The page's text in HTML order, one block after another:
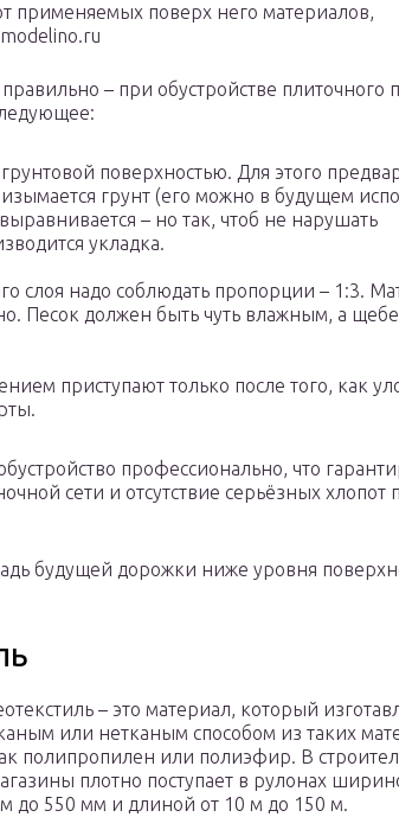
применяемых поверх него материалов,
– при обустройстве плиточного
поверхностью. Для этого
грунт (его можно в будущем
– но так, чтоб не нарушать
укладка.
слоя надо соблюдать пропорции – 1:3.
Песок должен быть чуть влажным, а
приступают только после того, как
профессионально, что
сети и отсутствие серьёзных хлопот
будущей дорожки ниже уровня
– это материал, который
или нетканым способом из таких
полипропилен или полиэфир. В
плотно поступает в рулонах
до 550 мм и длиной от 10 м до 150 м.